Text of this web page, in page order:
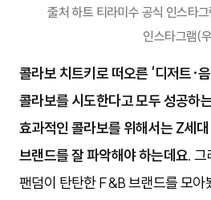
출처 하트 티라미수 공식 인스타
인스타그램(
콜라보 치트키로 떠오른 ‘디저트·
콜라보를 시도한다고 모두 성공하
효과적인 콜라보를 위해서는 Z세
브랜드를 잘 파악해야 하는데요. 그
팬덤이 탄탄한 F&B 브랜드를 모아